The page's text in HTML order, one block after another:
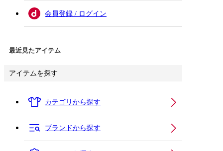
会員登録 / ログイン
最近見たアイテム
アイテムを探す
カテゴリから探す
ブランドから探す